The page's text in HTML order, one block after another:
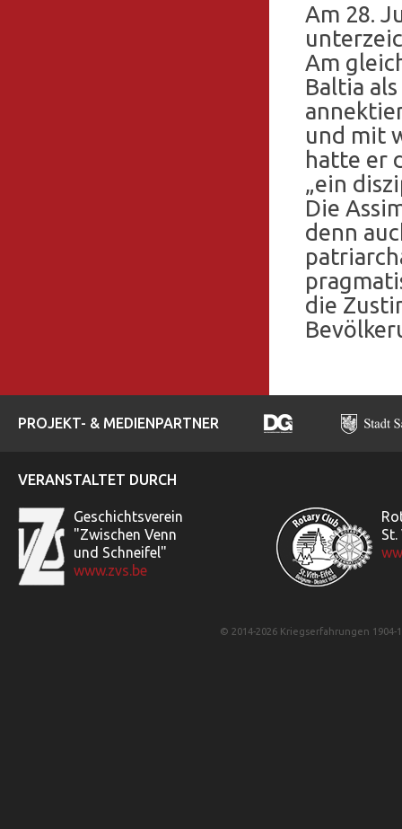
Am 28.
Am
Baltia
und mit
hatte er
„ein
Die
denn
die
PROJEKT- & MEDIENPARTNER
VERANSTALTET DURCH
Geschichtsverein
"Zwischen Venn
und Schneifel"
www.zvs.be
© 2014-2026 Kriegserfahrungen 1904-